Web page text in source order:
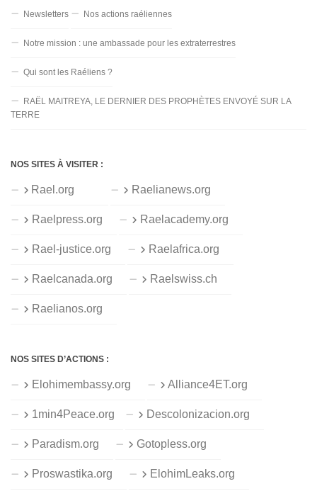
Newsletters Nos actions raéliennes
Notre mission : une ambassade pour les extraterrestres
Qui sont les Raéliens ?
RAËL MAITREYA, LE DERNIER DES PROPHÈTES ENVOYÉ SUR LA
TERRE
NOS SITES À VISITER :
Rael.org Raelianews.org
Raelpress.org Raelacademy.org
Rael-justice.org Raelafrica.org
Raelcanada.org Raelswiss.ch
Raelianos.org
NOS SITES D’ACTIONS :
Elohimembassy.org Alliance4ET.org
1min4Peace.org Descolonizacion.org
Paradism.org Gotopless.org
Proswastika.org ElohimLeaks.org